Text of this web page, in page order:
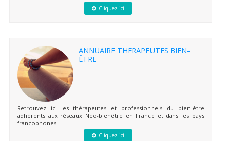
Cliquez ici
ANNUAIRE THERAPEUTES BIEN-
ÊTRE
Retrouvez ici les thérapeutes et professionnels du bien-être
adhérents aux réseaux Neo-bienêtre en France et dans les pays
francophones.
Cliquez ici